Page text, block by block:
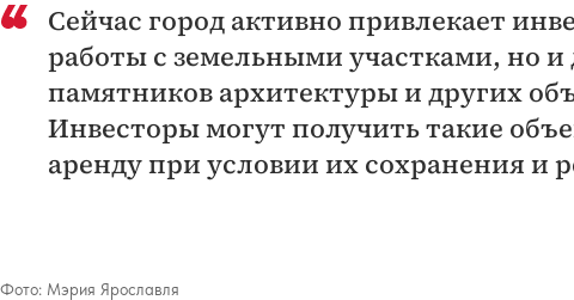
Сейчас город активно привлекает
работы с земельными участками, но и
памятников архитектуры и других
Инвесторы могут получить такие
аренду при условии их сохранения и
Фото: Мэрия Ярославля